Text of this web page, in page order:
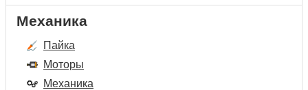
Механика
Пайка
Моторы
Механика